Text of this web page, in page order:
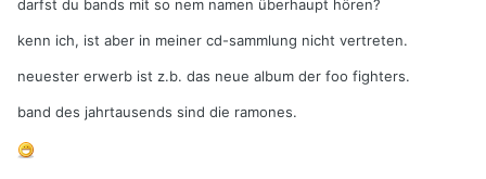
darfst du bands mit so nem namen überhaupt hören?
kenn ich, ist aber in meiner cd-sammlung nicht vertreten.
neuester erwerb ist z.b. das neue album der foo fighters.
band des jahrtausends sind die ramones.